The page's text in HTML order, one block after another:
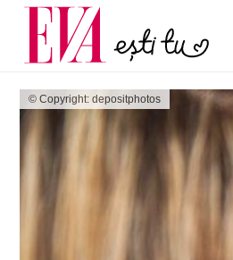
© Copyright: depositphotos
Carieră
Actualitate